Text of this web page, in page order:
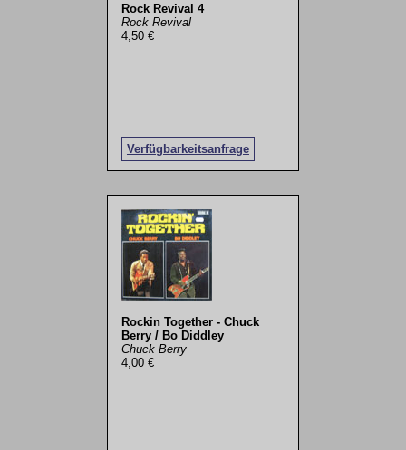
Rock Revival 4
Rock Revival
4,50 €
Verfügbarkeitsanfrage
Rockin Together - Chuck
Berry / Bo Diddley
Chuck Berry
4,00 €